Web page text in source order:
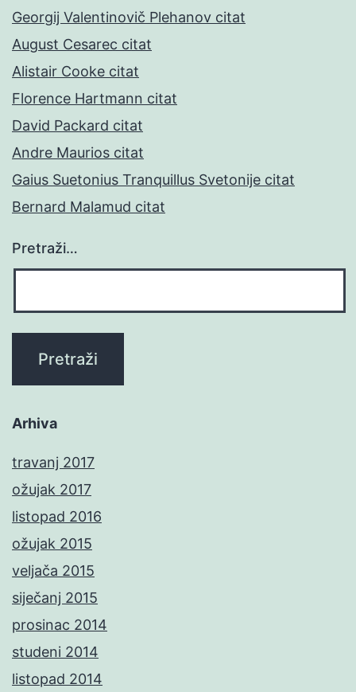
Georgij Valentinovič Plehanov citat
August Cesarec citat
Alistair Cooke citat
Florence Hartmann citat
David Packard citat
Andre Maurios citat
Gaius Suetonius Tranquillus Svetonije citat
Bernard Malamud citat
Pretraži…
Arhiva
travanj 2017
ožujak 2017
listopad 2016
ožujak 2015
veljača 2015
siječanj 2015
prosinac 2014
studeni 2014
listopad 2014